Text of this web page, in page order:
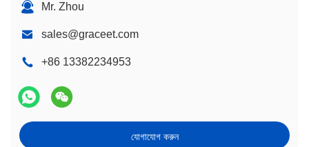
Mr. Zhou
sales@graceet.com
+86 13382234953
যোগাযোগ করুন